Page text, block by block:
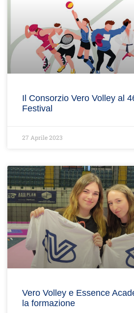
Il Consorzio Vero Volley al
Festival
27 Aprile 2023
Vero Volley e Essence
la formazione